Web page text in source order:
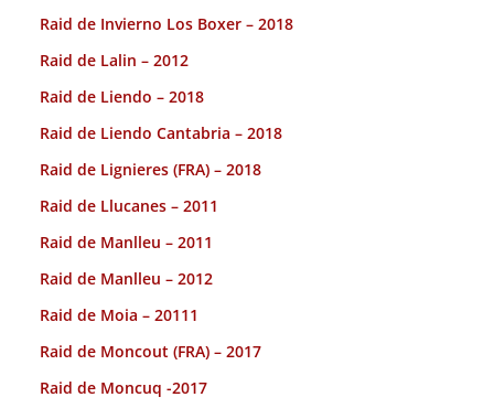
Raid de Invierno Los Boxer – 2018
Raid de Lalin – 2012
Raid de Liendo – 2018
Raid de Liendo Cantabria – 2018
Raid de Lignieres (FRA) – 2018
Raid de Llucanes – 2011
Raid de Manlleu – 2011
Raid de Manlleu – 2012
Raid de Moia – 20111
Raid de Moncout (FRA) – 2017
Raid de Moncuq -2017